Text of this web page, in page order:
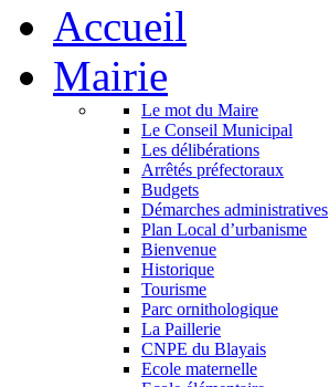
Accueil
Mairie
Le mot du Maire
Le Conseil Municipal
Les délibérations
Arrêtés préfectoraux
Budgets
Démarches administratives
Plan Local d’urbanisme
Bienvenue
Historique
Tourisme
Parc ornithologique
La Paillerie
CNPE du Blayais
Ecole maternelle